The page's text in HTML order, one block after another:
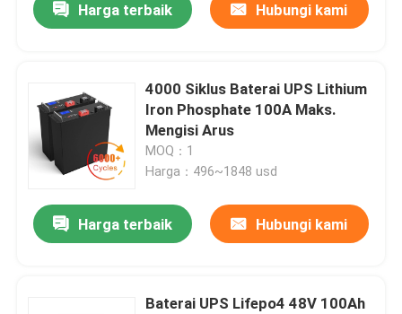
Harga terbaik Hubungi kami
4000 Siklus Baterai UPS Lithium
Iron Phosphate 100A Maks.
Mengisi Arus
MOQ：1
Harga：496~1848 usd
Harga terbaik Hubungi kami
Baterai UPS Lifepo4 48V 100Ah